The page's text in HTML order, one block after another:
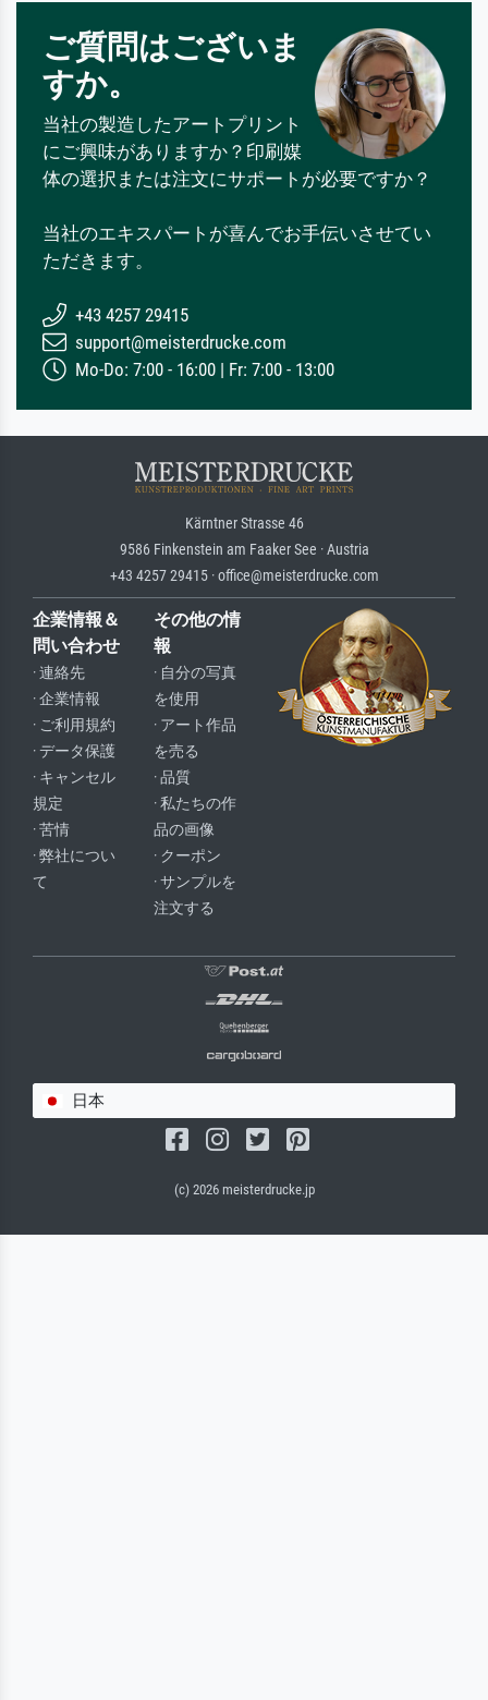
ご質問はございま
すか。
当社の製造したアートプリント
にご興味がありますか？印刷媒
体の選択または注文にサポートが必要ですか？
当社のエキスパートが喜んでお手伝いさせてい
ただきます。
+43 4257 29415
support@meisterdrucke.com
Mo-Do: 7:00 - 16:00 | Fr: 7:00 - 13:00
Kärntner Strasse 46
9586 Finkenstein am Faaker See · Austria
+43 4257 29415 · office@meisterdrucke.com
企業情報＆
問い合わせ
· 連絡先
· 企業情報
· ご利用規約
· データ保護
· キャンセル
規定
· 苦情
· 弊社につい
て
その他の情
報
· 自分の写真
を使用
· アート作品
を売る
· 品質
· 私たちの作
品の画像
· クーポン
· サンプルを
注文する
日本
(c) 2026 meisterdrucke.jp